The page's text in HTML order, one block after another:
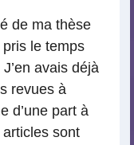
de ma thèse
pris le temps
avais déjà
revues à
d’une part à
sont